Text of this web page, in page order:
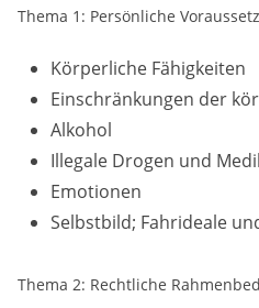
Thema 1: Persönliche
Körperliche Fähigkeiten
Einschränkungen der
Alkohol
Illegale Drogen und
Emotionen
Selbstbild; Fahrideale
Thema 2: Rechtliche